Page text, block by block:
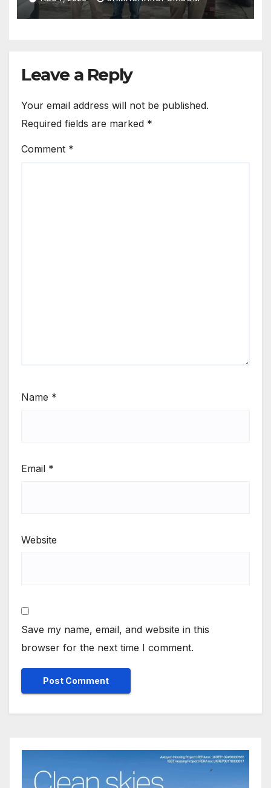
Leave a Reply
Your email address will not be published.
Required fields are marked *
Comment *
Name *
Email *
Website
Save my name, email, and website in this
browser for the next time I comment.